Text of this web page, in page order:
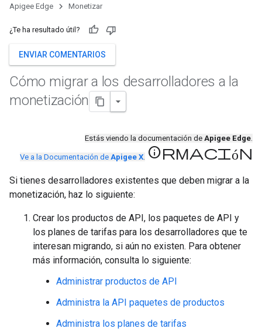
Apigee Edge Monetizar
¿Te ha resultado útil?
ENVIAR COMENTARIOS
Cómo migrar a los desarrolladores a la
monetización
Estás viendo la documentación de Apigee Edge.
Ve a la Documentación de Apigee X. información
Si tienes desarrolladores existentes que deben migrar a la
monetización, haz lo siguiente:
Crear los productos de API, los paquetes de API y
los planes de tarifas para los desarrolladores que te
interesan migrando, si aún no existen. Para obtener
más información, consulta lo siguiente:
Administrar productos de API
Administra la API paquetes de productos
Administra los planes de tarifas